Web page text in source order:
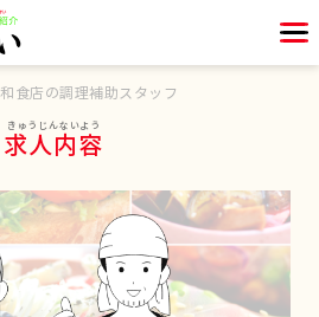
和食店の調理補助スタッフ
求人内容